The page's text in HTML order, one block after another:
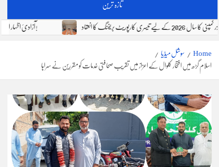
تازہ ترین
آزادیٔ اظہار اور ذمہ دار صحافت ! فوجی فرٹیلائزر کمپنی کا سال 2026 کے لیے تیسری کارپوریٹ بریفنگ کا انعقاد
Home سوشل میڈیا
اسلام گڑھ میں افتخار کلوال کے اعزاز میں تقریب صحافتی خدمات کو مقررین نے سراہا